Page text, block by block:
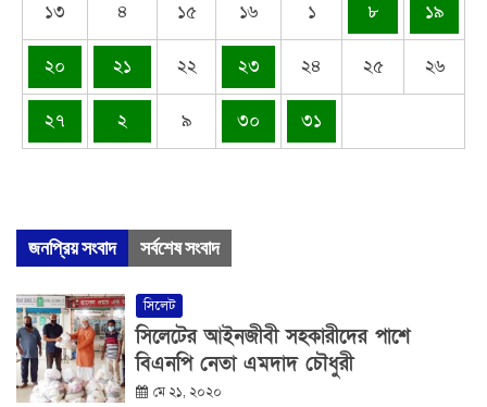
১৩ ৪ ১৫ ১৬ ১ ৮ ১৯
২০ ২১ ২২ ২৩ ২৪ ২৫ ২৬
২৭ ২ ৯ ৩০ ৩১
জনপ্রিয় সংবাদ সর্বশেষ সংবাদ
সিলেট
সিলেটের আইনজীবী সহকারীদের পাশে
বিএনপি নেতা এমদাদ চৌধুরী
মে ২১, ২০২০